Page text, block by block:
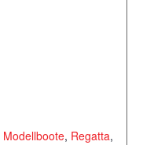
Modellboote, Regatta,